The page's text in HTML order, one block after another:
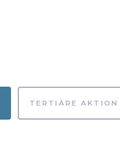
TERTIÄRE AKTION